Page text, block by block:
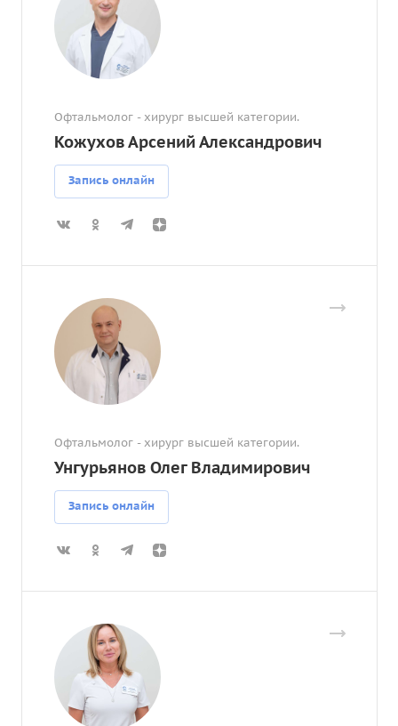
Офтальмолог - хирург высшей категории.
Кожухов Арсений Александрович
Запись онлайн
Офтальмолог - хирург высшей категории.
Унгурьянов Олег Владимирович
Запись онлайн